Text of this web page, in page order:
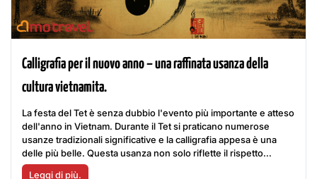
Calligrafia per il nuovo anno – una raffinata usanza della
cultura vietnamita.
La festa del Tet è senza dubbio l'evento più importante e atteso
dell'anno in Vietnam. Durante il Tet si praticano numerose
usanze tradizionali significative e la calligrafia appesa è una
delle più belle. Questa usanza non solo riflette il rispetto...
Leggi di più.